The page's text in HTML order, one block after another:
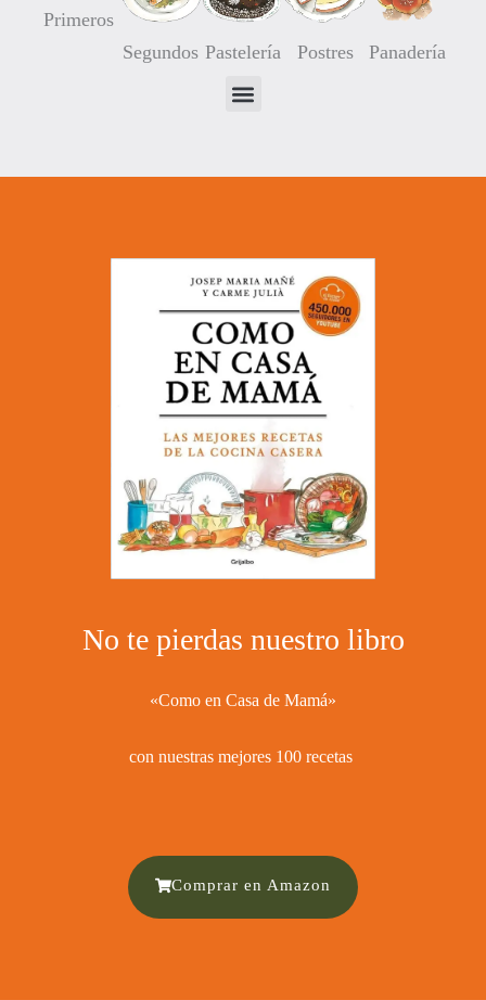
Primeros
Segundos Pastelería Postres Panadería
No te pierdas nuestro libro
«Como en Casa de Mamá»
con nuestras mejores 100 recetas ​
Comprar en Amazon